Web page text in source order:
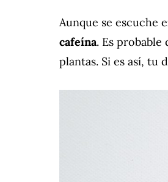
Aunque se escuche
cafeína. Es probable
plantas. Si es así, tu